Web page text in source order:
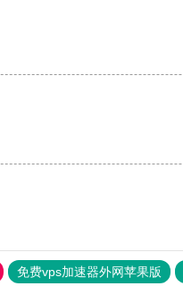
免费vps加速器外网苹果版